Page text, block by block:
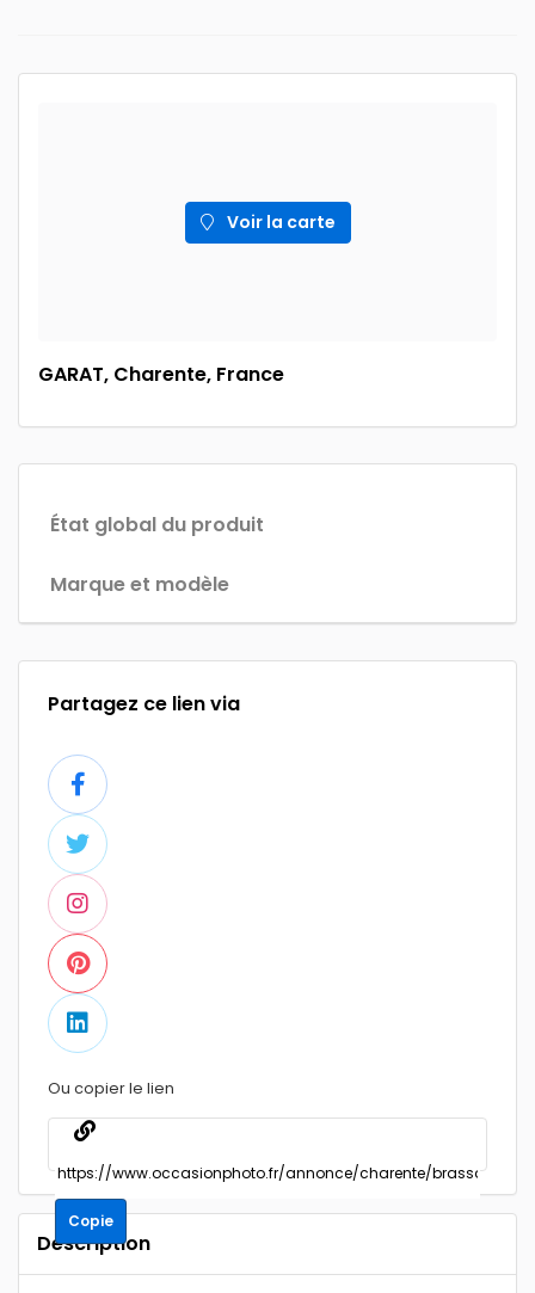
Voir la carte
GARAT, Charente, France
État global du produit
Marque et modèle
Partagez ce lien via
Ou copier le lien
Copie
Description